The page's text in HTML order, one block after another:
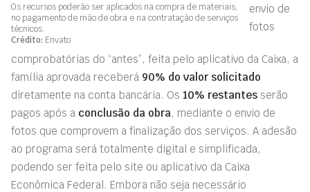
Os recursos poderão ser aplicados na compra de materiais,
no pagamento de mão de obra e na contratação de serviços
técnicos.
Crédito: Envato
envio de
fotos
comprobatórias do “antes”, feita pelo aplicativo da Caixa, a
família aprovada receberá 90% do valor solicitado
diretamente na conta bancária. Os 10% restantes serão
pagos após a conclusão da obra, mediante o envio de
fotos que comprovem a finalização dos serviços. A adesão
ao programa será totalmente digital e simplificada,
podendo ser feita pelo site ou aplicativo da Caixa
Econômica Federal. Embora não seja necessário